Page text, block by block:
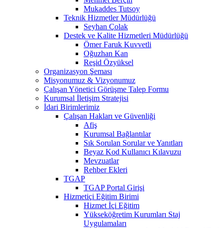
Mukaddes Tutsoy
Teknik Hizmetler Müdürlüğü
Seyhan Çolak
Destek ve Kalite Hizmetleri Müdürlüğü
Ömer Faruk Kuvvetli
Oğuzhan Kan
Reşid Özyüksel
Organizasyon Şeması
Misyonumuz & Vizyonumuz
Çalışan Yönetici Görüşme Talep Formu
Kurumsal İletişim Stratejisi
İdari Birimlerimiz
Çalışan Hakları ve Güvenliği
Afiş
Kurumsal Bağlantılar
Sık Sorulan Sorular ve Yanıtları
Beyaz Kod Kullanıcı Kılavuzu
Mevzuatlar
Rehber Ekleri
TGAP
TGAP Portal Girişi
Hizmetiçi Eğitim Birimi
Hizmet İçi Eğitim
Yükseköğretim Kurumları Staj
Uygulamaları